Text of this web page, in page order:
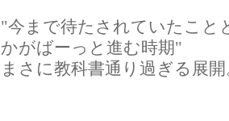
"今まで待たされていたこと
かがばーっと進む時期"
まさに教科書通り過ぎる展